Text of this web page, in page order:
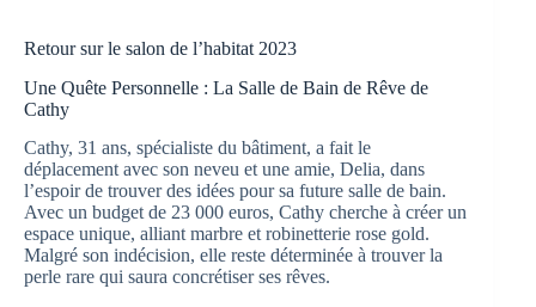
Retour sur le salon de l’habitat 2023
Une Quête Personnelle : La Salle de Bain de Rêve de
Cathy
Cathy, 31 ans, spécialiste du bâtiment, a fait le
déplacement avec son neveu et une amie, Delia, dans
l’espoir de trouver des idées pour sa future salle de bain.
Avec un budget de 23 000 euros, Cathy cherche à créer un
espace unique, alliant marbre et robinetterie rose gold.
Malgré son indécision, elle reste déterminée à trouver la
perle rare qui saura concrétiser ses rêves.